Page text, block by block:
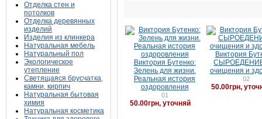
Отделка стен и
потолков
Отделка деревянных
изделий
Изделия из клинкера
Натуральная мебель
Натуральный пол
Экологическое
утепление
Светящаяся брусчатка,
камни, кирпич
Натуральная бытовая
химия
Натуральная косметика
Виктория Бутенко:
Зелень для жизни.
Реальная история
оздоровления
01
50.00грн, уточняй
Виктория
очищения и
02
50.00грн,